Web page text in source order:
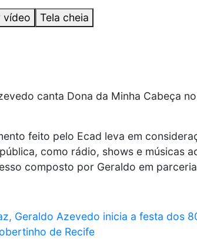
vídeo Tela cheia
canta Dona da Minha Cabeça
feito pelo Ecad leva em
como rádio, shows e músicas
composto por Geraldo em
Geraldo Azevedo inicia a festa dos
de Recife